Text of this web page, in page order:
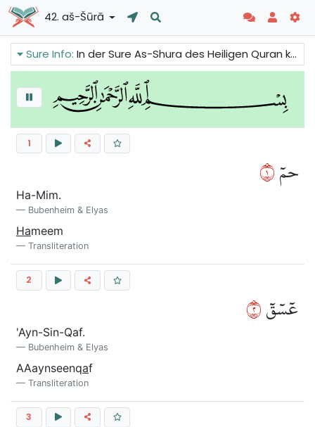
42. aš-Šūrā
Sure Info:In der Sure As-Shura des Heiligen Quran können wir lesen, dass Allah, wenn er wollte, alle Menschen zu Gläubigen gemacht hätte. Aber er hat den Menschen die Freiheit gegeben, ihre eigene Wahl durch ihren freien Willen zu treffen. Allah wird alle Menschen am Tag des Gerichts richten.
1
حمٓ١
Ha-Mim.
Bubenheim & Elyas
Hameem
Transliteration
2
عٓسٓقٓ٢
'Ayn-Sin-Qaf.
Bubenheim & Elyas
AAaynseenqaf
Transliteration
3